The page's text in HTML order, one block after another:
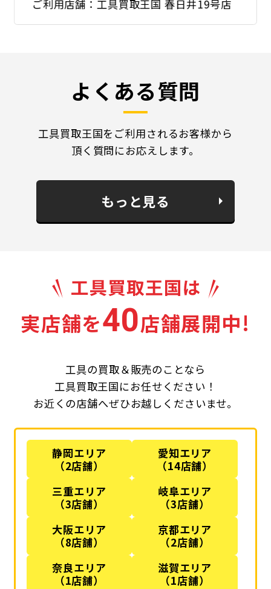
ご利用店舗：工具買取王国 春日井19号店
よくある質問
工具買取王国をご利用されるお客様から
頂く質問にお応えします。
もっと見る
実店舗を40店舗展開中!
工具の買取＆販売のことなら
工具買取王国にお任せください！
お近くの店舗へぜひお越しくださいませ。
静岡エリア
（2店舗）
愛知エリア
（14店舗）
三重エリア
（3店舗）
岐阜エリア
（3店舗）
大阪エリア
（8店舗）
京都エリア
（2店舗）
奈良エリア
（1店舗）
滋賀エリア
（1店舗）